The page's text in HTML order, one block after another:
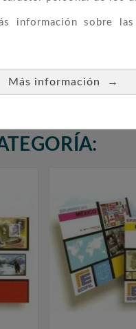
información sobre
Más información →